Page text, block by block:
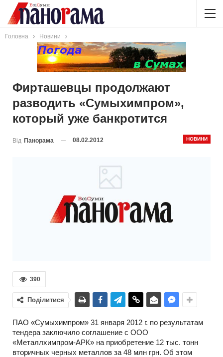
Головна Новини
Фирташевцы продолжают
разводить «Сумыхимпром»,
который уже банкротится
НОВИНИ
Від Панорама 08.02.2012
390
Поділитися
ПАО «Сумыхимпром» 31 января 2012 г. по результатам
тендера заключило соглашение с ООО
«Металлхимпром-АРК» на приобретение 12 тыс. тонн
вторичных черных металлов за 48 млн грн. Об этом